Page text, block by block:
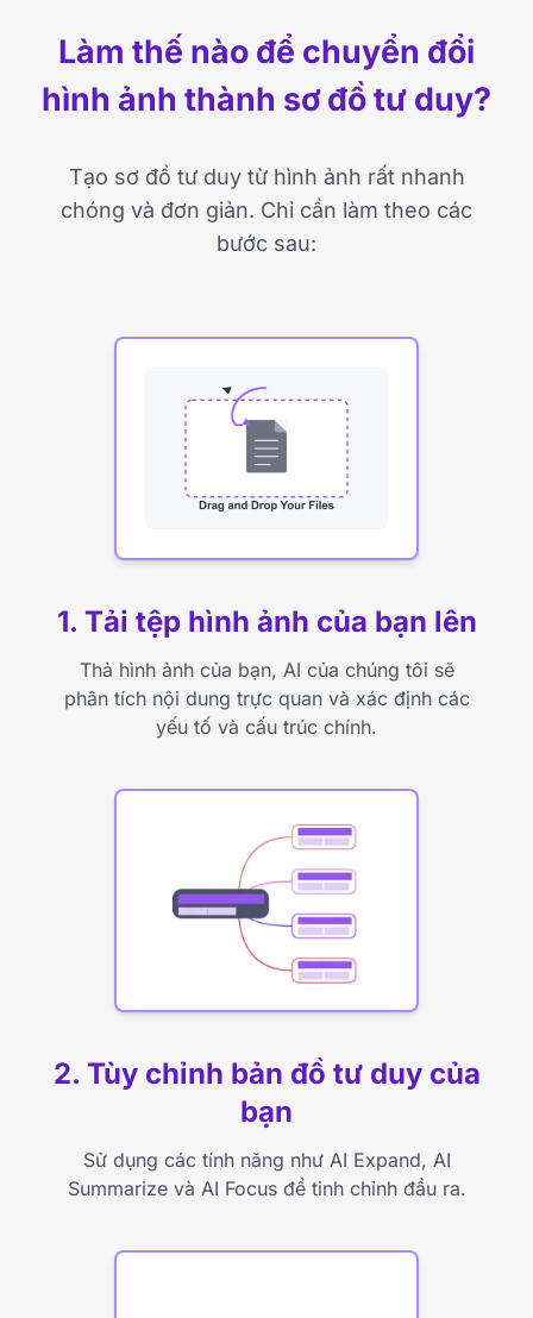
Làm thế nào để chuyển đổi
hình ảnh thành sơ đồ tư duy?
Tạo sơ đồ tư duy từ hình ảnh rất nhanh
chóng và đơn giản. Chỉ cần làm theo các
bước sau:
1. Tải tệp hình ảnh của bạn lên
Thả hình ảnh của bạn, AI của chúng tôi sẽ
phân tích nội dung trực quan và xác định các
yếu tố và cấu trúc chính.
2. Tùy chỉnh bản đồ tư duy của
bạn
Sử dụng các tính năng như AI Expand, AI
Summarize và AI Focus để tinh chỉnh đầu ra.